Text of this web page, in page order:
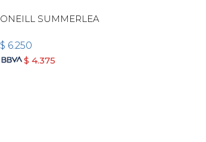
ONEILL SUMMERLEA
$ 6.250
$ 4.375